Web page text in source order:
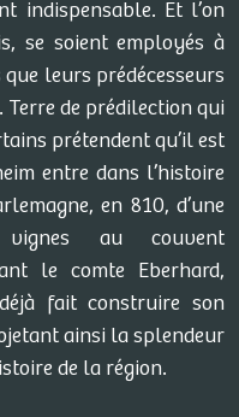
indispensable. Et l’on
se soient employés à
leurs prédécesseurs
de prédilection qui
prétendent qu’il est
entre dans l’histoire
en 810, d’une
au couvent
le comte Eberhard,
fait construire son
ainsi la splendeur
de la région.